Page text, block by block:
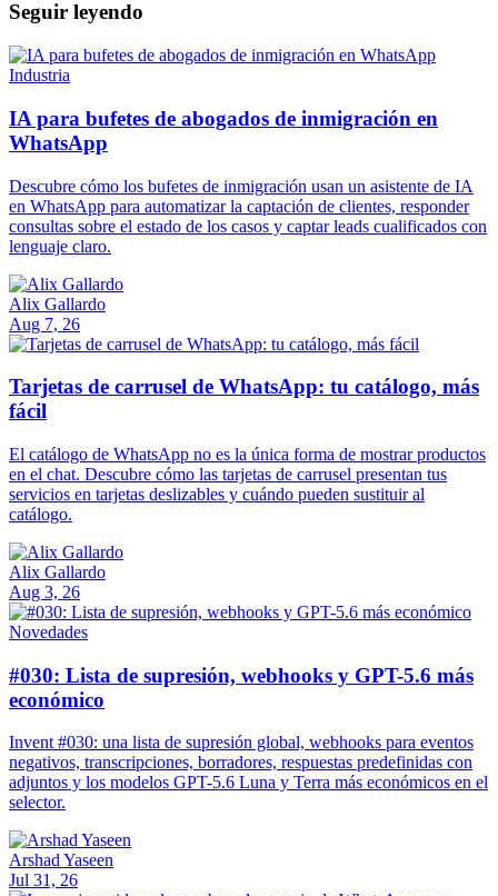
Seguir leyendo
Industria
IA para bufetes de abogados de inmigración en
WhatsApp
Descubre cómo los bufetes de inmigración usan un asistente de IA
en WhatsApp para automatizar la captación de clientes, responder
consultas sobre el estado de los casos y captar leads cualificados con
lenguaje claro.
Alix Gallardo
Aug 7, 26
Tarjetas de carrusel de WhatsApp: tu catálogo, más
fácil
El catálogo de WhatsApp no es la única forma de mostrar productos
en el chat. Descubre cómo las tarjetas de carrusel presentan tus
servicios en tarjetas deslizables y cuándo pueden sustituir al
catálogo.
Alix Gallardo
Aug 3, 26
Novedades
#030: Lista de supresión, webhooks y GPT-5.6 más
económico
Invent #030: una lista de supresión global, webhooks para eventos
negativos, transcripciones, borradores, respuestas predefinidas con
adjuntos y los modelos GPT-5.6 Luna y Terra más económicos en el
selector.
Arshad Yaseen
Jul 31, 26